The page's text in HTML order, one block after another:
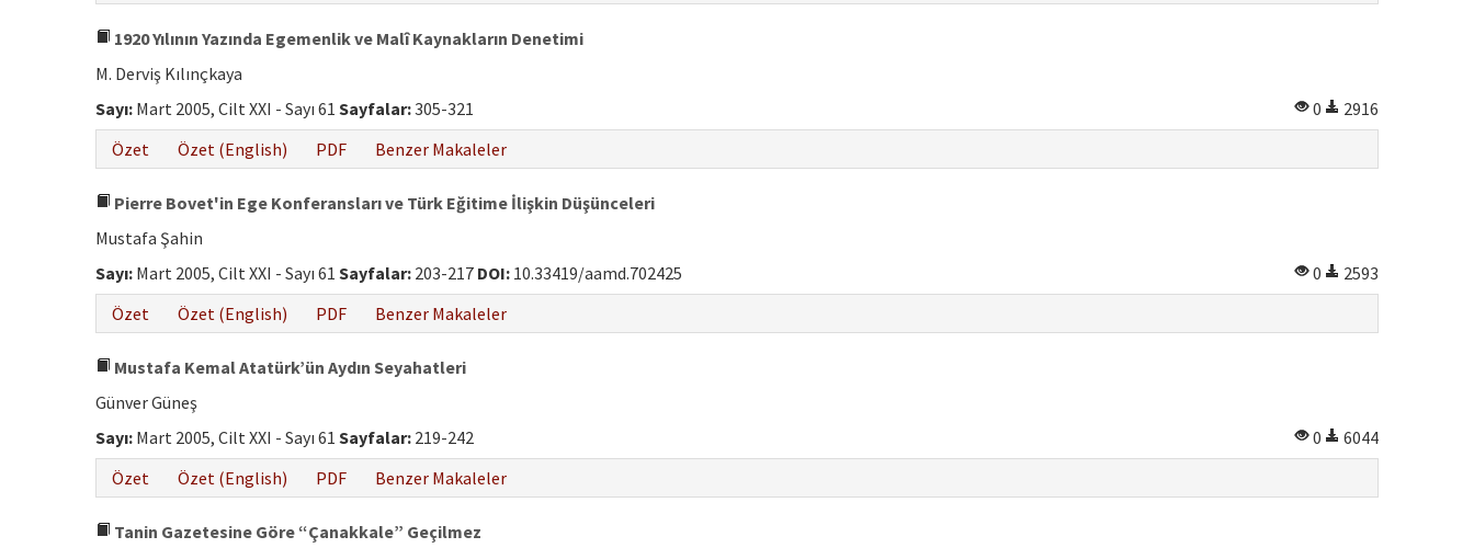
1920 Yılının Yazında Egemenlik ve Malî Kaynakların Denetimi
M. Derviş Kılınçkaya
Sayı: Mart 2005, Cilt XXI - Sayı 61 Sayfalar:305-321 0
2916
Özet
Özet (English) PDF Benzer Makaleler
Pierre Bovet'in Ege Konferansları ve Türk Eğitime İlişkin Düşünceleri
Mustafa Şahin
Sayı: Mart 2005, Cilt XXI - Sayı 61 Sayfalar: 203-217 DOI: 10.33419/aamd.702425 0
2593
Özet
Özet (English) PDF Benzer Makaleler
Mustafa Kemal Atatürk’ün Aydın Seyahatleri
Günver Güneş
Sayı: Mart 2005, Cilt XXI - Sayı 61 Sayfalar: 219-242 0
6044
Özet
Özet (English) PDF Benzer Makaleler
Tanin Gazetesine Göre “Çanakkale” Geçilmez